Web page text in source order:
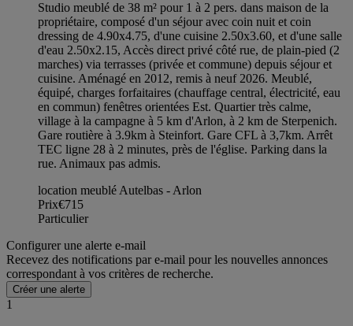
Studio meublé de 38 m² pour 1 à 2 pers. dans maison de la
propriétaire, composé d'un séjour avec coin nuit et coin
dressing de 4.90x4.75, d'une cuisine 2.50x3.60, et d'une salle
d'eau 2.50x2.15, Accès direct privé côté rue, de plain-pied (2
marches) via terrasses (privée et commune) depuis séjour et
cuisine. Aménagé en 2012, remis à neuf 2026. Meublé,
équipé, charges forfaitaires (chauffage central, électricité, eau
en commun) fenêtres orientées Est. Quartier très calme,
village à la campagne à 5 km d'Arlon, à 2 km de Sterpenich.
Gare routière à 3.9km à Steinfort. Gare CFL à 3,7km. Arrêt
TEC ligne 28 à 2 minutes, près de l'église. Parking dans la
rue. Animaux pas admis.
location meublé Autelbas - Arlon
Prix€715
Particulier
Configurer une alerte e-mail
Recevez des notifications par e-mail pour les nouvelles annonces
correspondant à vos critères de recherche.
Créer une alerte
1